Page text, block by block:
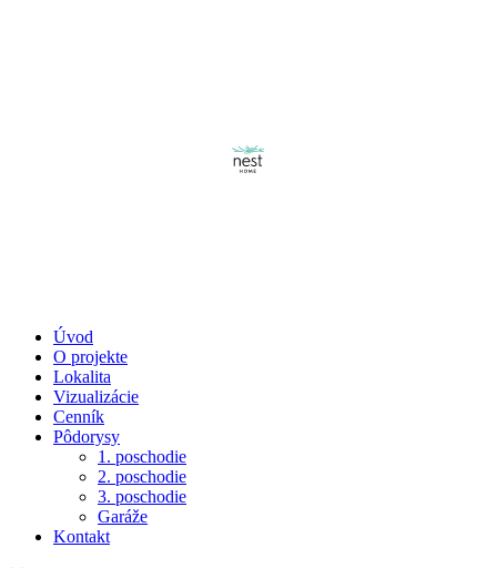
Úvod
O projekte
Lokalita
Vizualizácie
Cenník
Pôdorysy
1. poschodie
2. poschodie
3. poschodie
Garáže
Kontakt